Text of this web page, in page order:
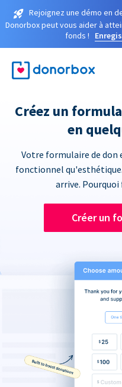
Rejoignez une démo en
Donorbox peut vous aider à
fonds !
Créez un
en
Votre formulaire de
fonctionnel
arrive.
Créer un